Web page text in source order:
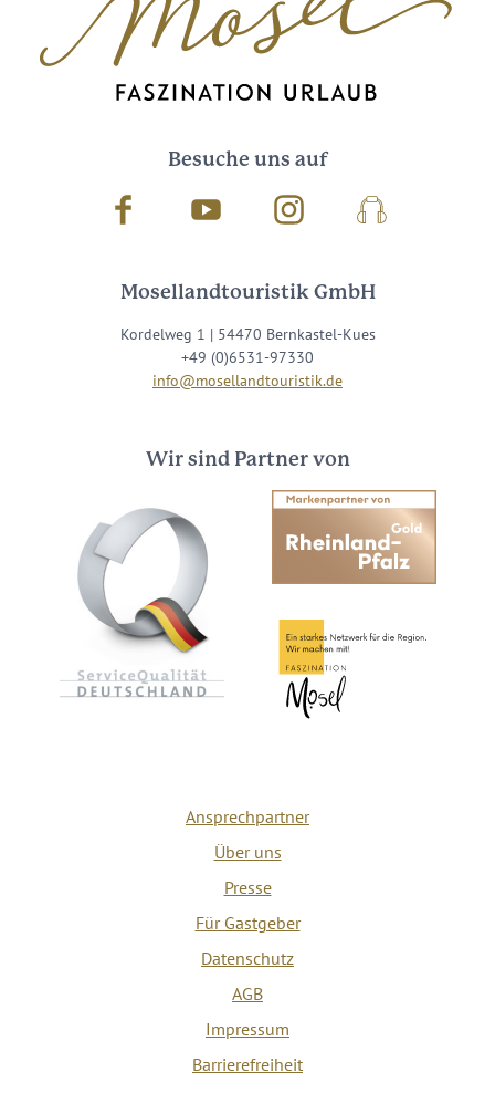
Besuche uns auf
Facebook Youtube InstagramPodcast
Mosellandtouristik GmbH
Kordelweg 1 | 54470 Bernkastel-Kues
+49 (0)6531-97330
info@mosellandtouristik.de
Wir sind Partner von
Ansprechpartner
Über uns
Presse
Für Gastgeber
Datenschutz
AGB
Impressum
Barrierefreiheit